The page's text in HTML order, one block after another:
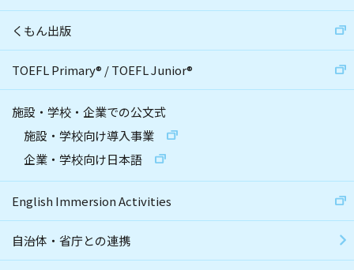
くもん出版
TOEFL Primary® /TOEFL Junior®
施設・学校・企業での公文式
施設・学校向け導入事業
企業・学校向け日本語
English Immersion Activities
自治体・省庁との連携